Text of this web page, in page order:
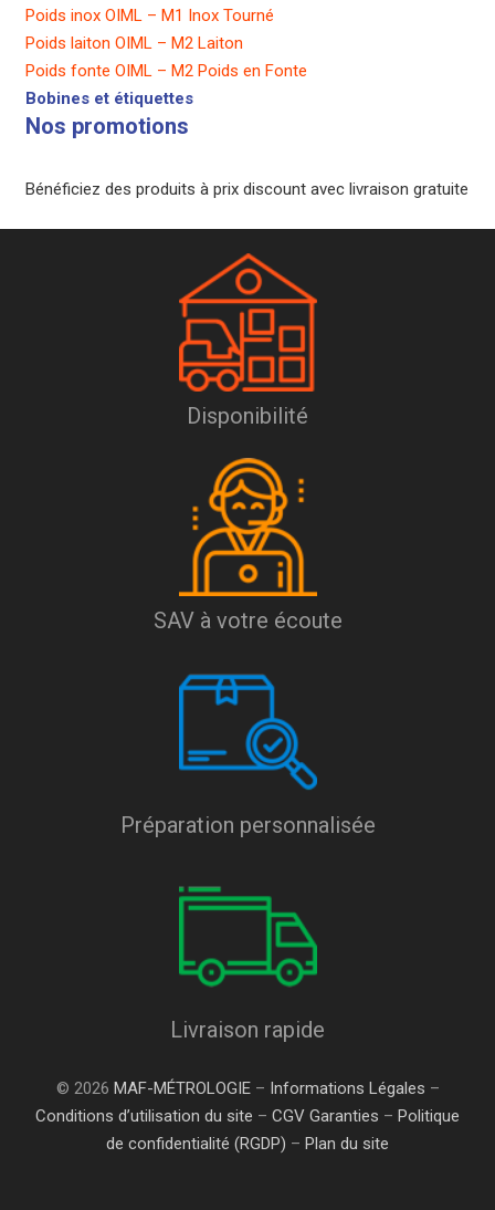
Poids inox OIML – M1 Inox Tourné
Poids laiton OIML – M2 Laiton
Poids fonte OIML – M2 Poids en Fonte
Bobines et étiquettes
Nos promotions
Bénéficiez des produits à prix discount avec livraison gratuite
Disponibilité
SAV à votre écoute
Préparation personnalisée
Livraison rapide
© 2026 MAF-MÉTROLOGIE– Informations Légales –
Conditions d’utilisation du site – CGV Garanties – Politique
de confidentialité (RGDP) – Plan du site